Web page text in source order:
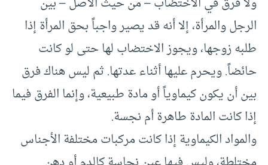
الرجل والمرأة، إلا أنه قد يصير واجباً بحق المرأة إذا
طلبه زوجها، ويجوز الاختضاب لها حتى لو كانت
حائضاً. ويحرم عليها أثناء عدتها. ثم ليس هناك فرق
بين أن يكون كيماوياً أو مادة طبيعية، وإنما الفرق فيما
إذا كانت المادة طاهرة أم نجسة.
والمواد الكيماوية إذا كانت مركبات مختلفة الأجناس